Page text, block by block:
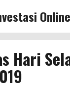
Online
Hari